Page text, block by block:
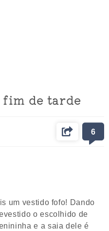
de tarde
6
um vestido fofo! Dando
o escolhido de
e a saia dele é